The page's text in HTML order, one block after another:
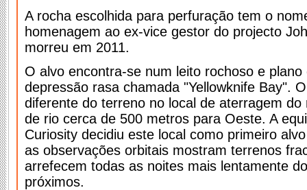
A rocha escolhida para perfuração tem o
homenagem ao ex-vice gestor do projecto
morreu em 2011.
O alvo encontra-se num leito rochoso e
depressão rasa chamada "Yellowknife Bay".
diferente do terreno no local de aterragem do
de rio cerca de 500 metros para Oeste. A
Curiosity decidiu este local como primeiro
as observações orbitais mostram terrenos
arrefecem todas as noites mais lentamente
próximos.